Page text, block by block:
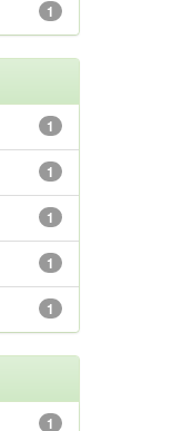
1
1
1
1
1
1
1